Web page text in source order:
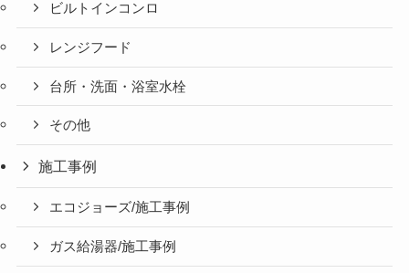
ビルトインコンロ
レンジフード
台所・洗面・浴室水栓
その他
施工事例
エコジョーズ/施工事例
ガス給湯器/施工事例